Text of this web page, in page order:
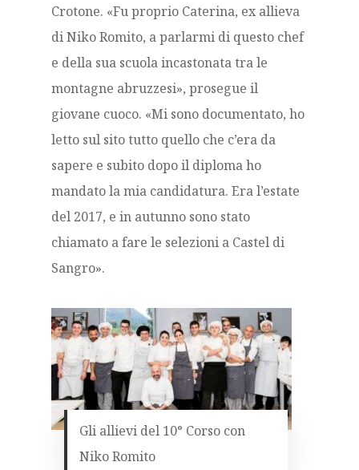
Crotone. «Fu proprio Caterina, ex allieva
di Niko Romito, a parlarmi di questo chef
e della sua scuola incastonata tra le
montagne abruzzesi», prosegue il
giovane cuoco. «Mi sono documentato, ho
letto sul sito tutto quello che c’era da
sapere e subito dopo il diploma ho
mandato la mia candidatura. Era l’estate
del 2017, e in autunno sono stato
chiamato a fare le selezioni a Castel di
Sangro».
Gli allievi del 10° Corso con
Niko Romito